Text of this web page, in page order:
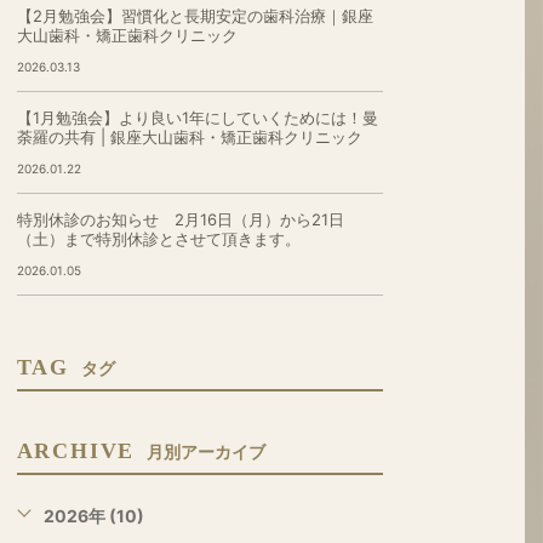
【2月勉強会】習慣化と長期安定の歯科治療｜銀座
大山歯科・矯正歯科クリニック
2026.03.13
【1月勉強会】より良い1年にしていくためには！曼
荼羅の共有 | 銀座大山歯科・矯正歯科クリニック
2026.01.22
特別休診のお知らせ 2月16日（月）から21日
（土）まで特別休診とさせて頂きます。
2026.01.05
TAG タグ
ARCHIVE 月別アーカイブ
2026年 (10)